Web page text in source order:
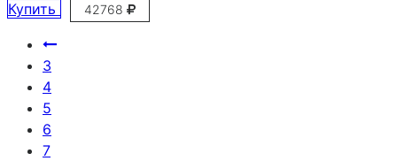
Купить 42768
3
4
5
6
7